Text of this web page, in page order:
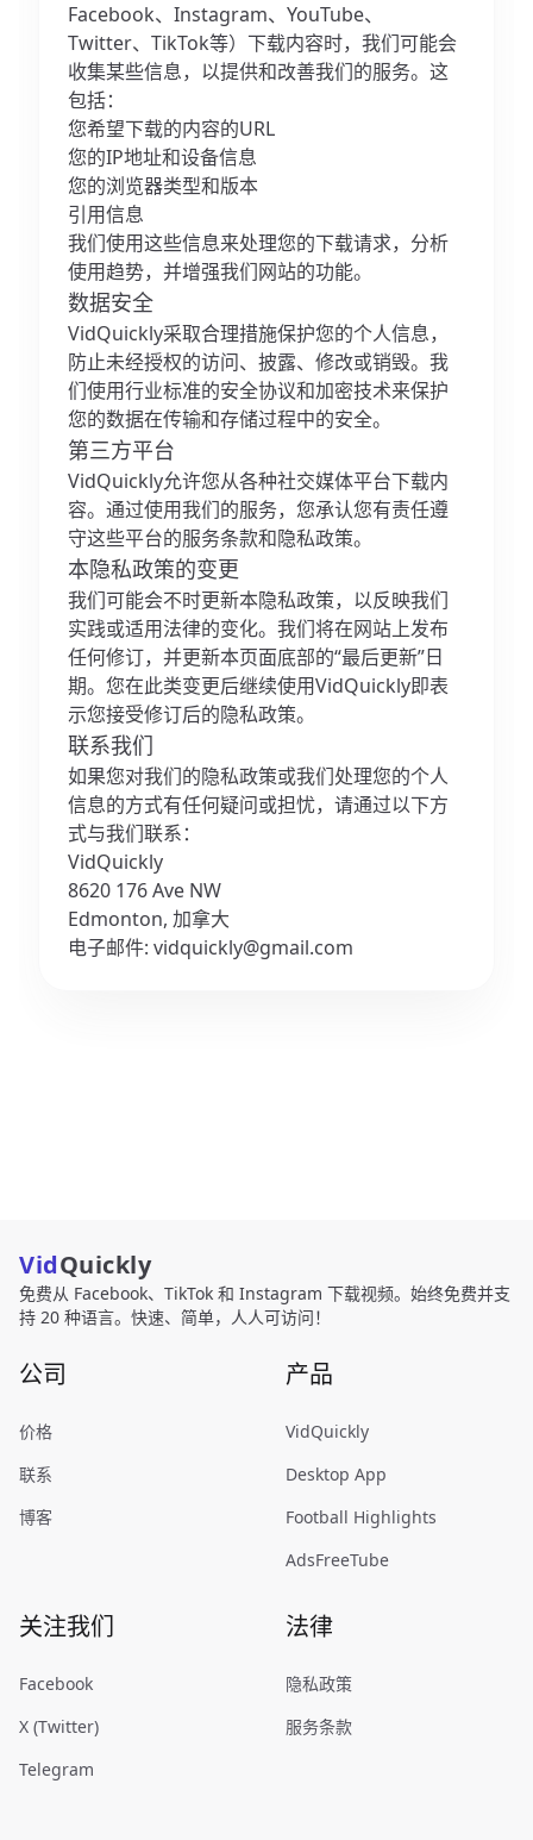
Facebook、Instagram、YouTube、
Twitter、TikTok等）下载内容时，我们可能会
收集某些信息，以提供和改善我们的服务。这
包括：
您希望下载的内容的URL
您的IP地址和设备信息
您的浏览器类型和版本
引用信息
我们使用这些信息来处理您的下载请求，分析
使用趋势，并增强我们网站的功能。
数据安全
VidQuickly采取合理措施保护您的个人信息，
防止未经授权的访问、披露、修改或销毁。我
们使用行业标准的安全协议和加密技术来保护
您的数据在传输和存储过程中的安全。
第三方平台
VidQuickly允许您从各种社交媒体平台下载内
容。通过使用我们的服务，您承认您有责任遵
守这些平台的服务条款和隐私政策。
本隐私政策的变更
我们可能会不时更新本隐私政策，以反映我们
实践或适用法律的变化。我们将在网站上发布
任何修订，并更新本页面底部的“最后更新”日
期。您在此类变更后继续使用VidQuickly即表
示您接受修订后的隐私政策。
联系我们
如果您对我们的隐私政策或我们处理您的个人
信息的方式有任何疑问或担忧，请通过以下方
式与我们联系：
VidQuickly
8620 176 Ave NW
Edmonton, 加拿大
电子邮件: vidquickly@gmail.com
VidQuickly
免费从 Facebook、TikTok 和 Instagram 下载视频。始终免费并支
持 20 种语言。快速、简单，人人可访问！
公司
价格
联系
博客
产品
VidQuickly
Desktop App
Football Highlights
AdsFreeTube
关注我们
Facebook
X (Twitter)
Telegram
法律
隐私政策
服务条款